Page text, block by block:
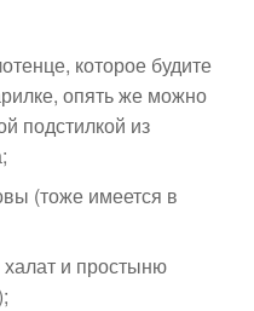
которое будите
опять же можно
подстилкой из
(тоже имеется в
и простыню